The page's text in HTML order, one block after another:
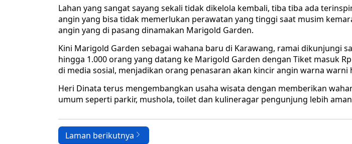
Lahan yang sangat sayang sekali tidak dikelola kembali, tiba tiba ada
angin yang bisa tidak memerlukan perawatan yang tinggi saat musim
angin yang di pasang dinamakan Marigold Garden.
Kini Marigold Garden sebagai wahana baru di Karawang, ramai dikunjungi
hingga 1.000 orang yang datang ke Marigold Garden dengan Tiket masuk
di media sosial, menjadikan orang penasaran akan kincir angin warna warni
Heri Dinata terus mengembangkan usaha wisata dengan memberikan
umum seperti parkir, mushola, toilet dan kulineragar pengunjung lebih
Laman berikutnya